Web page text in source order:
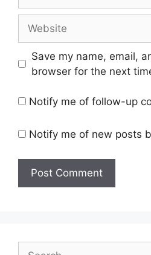
Save my name, email,
browser for the next
Notify me of follow-up
Notify me of new posts
Search